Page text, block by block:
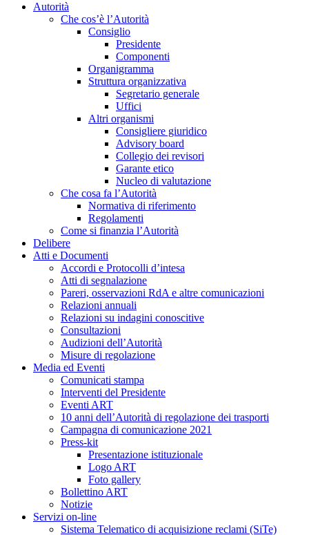
Autorità
Che cos’è l’Autorità
Consiglio
Presidente
Componenti
Organigramma
Struttura organizzativa
Segretario generale
Uffici
Altri organismi
Consigliere giuridico
Advisory board
Collegio dei revisori
Garante etico
Nucleo di valutazione
Che cosa fa l’Autorità
Normativa di riferimento
Regolamenti
Come si finanzia l’Autorità
Delibere
Atti e Documenti
Accordi e Protocolli d’intesa
Atti di segnalazione
Pareri, osservazioni RdA e altre comunicazioni
Relazioni annuali
Relazioni su indagini conoscitive
Consultazioni
Audizioni dell’Autorità
Misure di regolazione
Media ed Eventi
Comunicati stampa
Interventi del Presidente
Eventi ART
10 anni dell’Autorità di regolazione dei trasporti
Campagna di comunicazione 2021
Press-kit
Presentazione istituzionale
Logo ART
Foto gallery
Bollettino ART
Notizie
Servizi on-line
Sistema Telematico di acquisizione reclami (SiTe)